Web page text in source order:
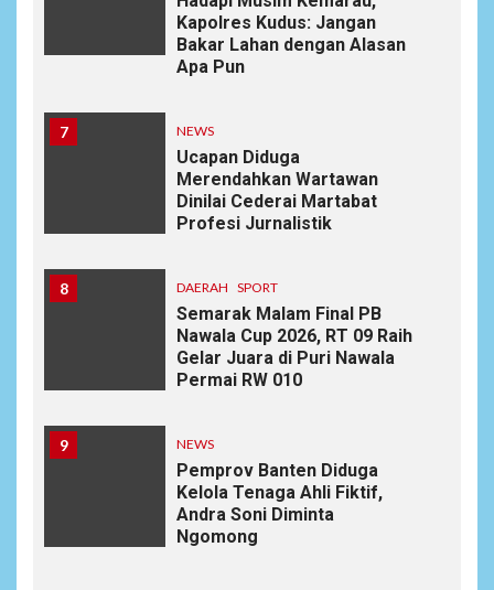
Kapolres Kudus: Jangan
Bakar Lahan dengan Alasan
Apa Pun
7 NEWS
Ucapan Diduga
Merendahkan Wartawan
Dinilai Cederai Martabat
Profesi Jurnalistik
8 DAERAH SPORT
Semarak Malam Final PB
Nawala Cup 2026, RT 09 Raih
Gelar Juara di Puri Nawala
Permai RW 010
9 NEWS
Pemprov Banten Diduga
Kelola Tenaga Ahli Fiktif,
Andra Soni Diminta
Ngomong